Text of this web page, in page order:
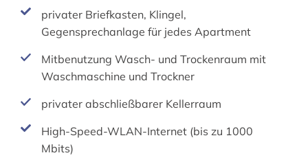
privater Briefkasten, Klingel,
Gegensprechanlage für jedes Apartment
Mitbenutzung Wasch- und Trockenraum mit
Waschmaschine und Trockner
privater abschließbarer Kellerraum
High-Speed-WLAN-Internet (bis zu 1000
Mbits)